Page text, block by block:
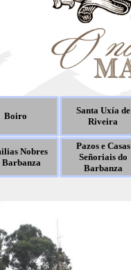
Boiro
Santa Uxía de
Riveira
Nobres
Barbanza
Pazos e Casas
Señoriais do
Barbanza